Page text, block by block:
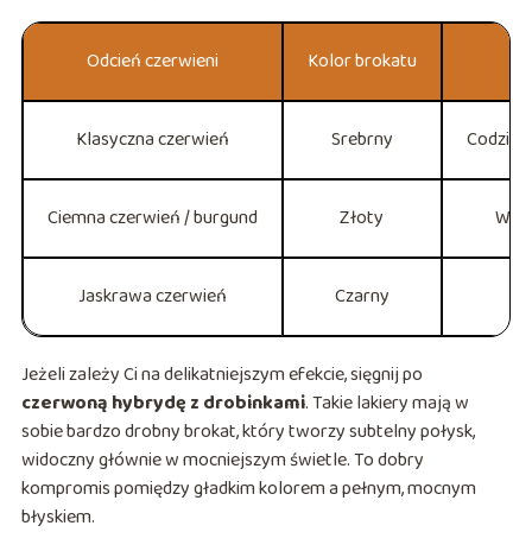
Odcień czerwieni Kolor brokatu
Klasyczna czerwień Srebrny
Ciemna czerwień / burgund Złoty
Jaskrawa czerwień Czarny
Jeżeli zależy Ci na delikatniejszym efekcie, sięgnij po
czerwoną hybrydę z drobinkami. Takie lakiery mają w
sobie bardzo drobny brokat, który tworzy subtelny połysk,
widoczny głównie w mocniejszym świetle. To dobry
kompromis pomiędzy gładkim kolorem a pełnym, mocnym
błyskiem.